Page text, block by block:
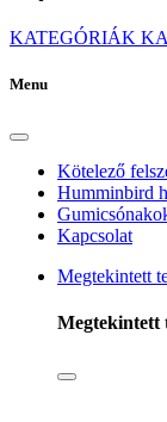
KATEGÓRIÁK
Menu
Kötelező
Humminbird
Kapcsolat
Megtekintett
Megtekintett